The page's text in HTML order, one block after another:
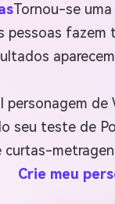
Tornou-se
pessoas fazem
personagem
seu teste de
curtas-
Crie meu